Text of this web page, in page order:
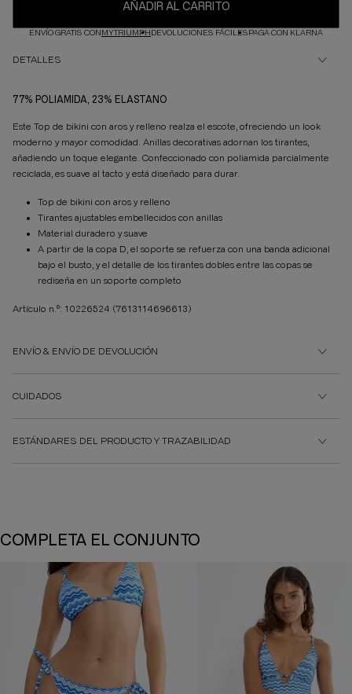
AÑADIR AL CARRITO
ENVÍO GRATIS CONMYTRIUMPHDEVOLUCIONES FÁCILESPAGA CON KLARNA
DETALLES
77% POLIAMIDA, 23% ELASTANO
Este Top de bikini con aros y relleno realza el escote, ofreciendo un look
moderno y mayor comodidad. Anillas decorativas adornan los tirantes,
añadiendo un toque elegante. Confeccionado con poliamida parcialmente
reciclada, es suave al tacto y está diseñado para durar.
Top de bikini con aros y relleno
Tirantes ajustables embellecidos con anillas
Material duradero y suave
A partir de la copa D, el soporte se refuerza con una banda adicional
bajo el busto, y el detalle de los tirantes dobles entre las copas se
rediseña en un soporte completo
Artículo n.º: 10226524 (7613114696613)
ENVÍO & ENVÍO DE DEVOLUCIÓN
CUIDADOS
ESTÁNDARES DEL PRODUCTO Y TRAZABILIDAD
COMPLETA EL CONJUNTO